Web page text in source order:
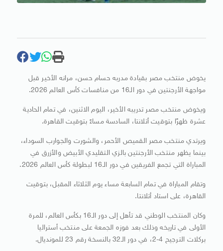
يخوض منتخب مصر بقيادة مدربه حسام حسن، مرانه الأخير قبل
مواجهة الأرجنتين في دور الـ16 من منافسات كأس العالم 2026.
ويخوض منتخب مصر تدريبه الأخير، اليوم الاثنين، في تمام الحادية
عشرة ظهرًا بتوقيت أتلانتا، السادسة مساءً بتوقيت القاهرة.
ويرتدي منتخب مصر القميص الأحمر، والشورت والجوارب السوداء،
بينما يظهر منتخب الأرجنتين بالزي التقليدي الأبيض والأزرق في
المباراة التي تجمع الفريقين في دور الـ16 لبطولة كأس العالم 2026.
وتقام المباراة في تمام السابعة مساء يوم الثلاثاء المقبل، بتوقيت
القاهرة، على استاد أتلانتا.
وكان المنتخب الوطني قد تأهل إلى دور الـ16 بكأس العالم، للمرة
الأولى في تاريخه وذلك بعد فوزه الجمعة على منتخب أستراليا
بركلات الترجيح 4-2، في دور الـ32 بالنسخة رقم 23 للمونديال.